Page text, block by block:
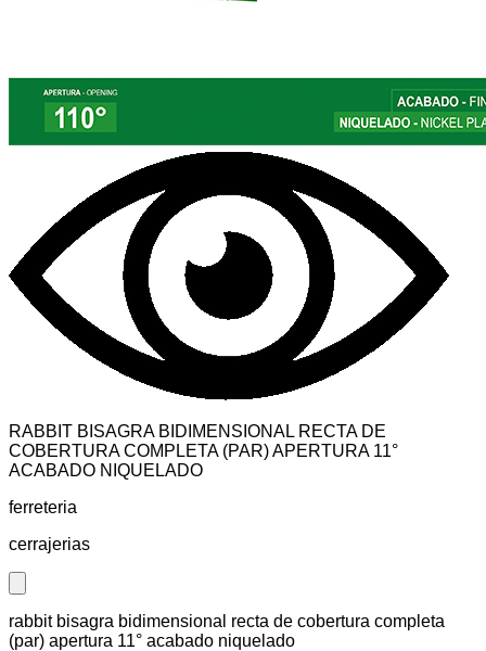
RABBIT BISAGRA BIDIMENSIONAL RECTA DE
COBERTURA COMPLETA (PAR) APERTURA 11°
ACABADO NIQUELADO
ferreteria
cerrajerias
Close modal
rabbit bisagra bidimensional recta de cobertura completa
(par) apertura 11° acabado niquelado